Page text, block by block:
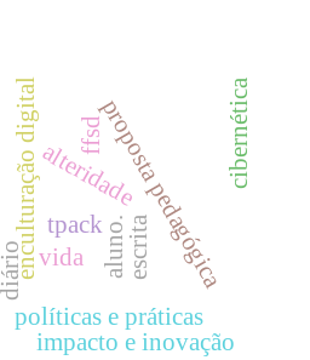
proposta pedagógica
enculturação digital escrita
tpack
alteridade
políticas e práticas
ffsd
vida aluno.
diário
cibernética
impacto e inovação